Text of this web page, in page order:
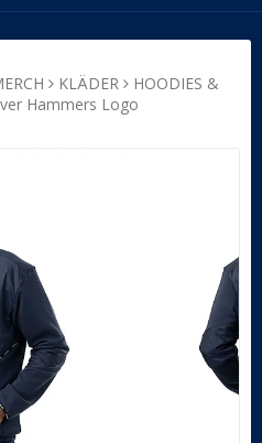
KLÄDER
HOODIES &
Hammers Logo